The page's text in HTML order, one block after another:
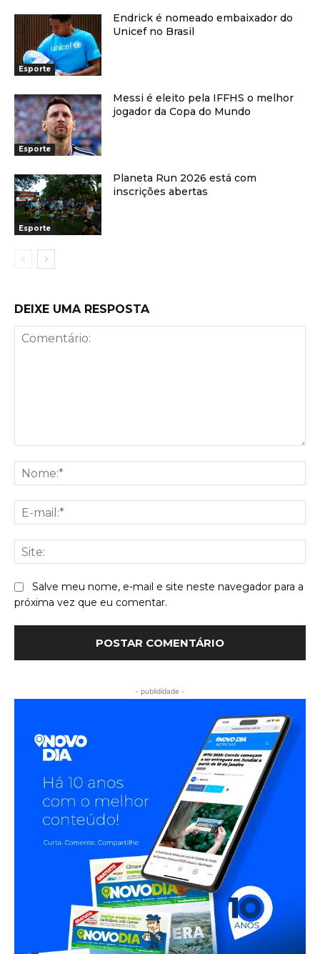
Esporte
Endrick é nomeado embaixador do
Unicef no Brasil
Esporte
Messi é eleito pela IFFHS o melhor
jogador da Copa do Mundo
Esporte
Planeta Run 2026 está com
inscrições abertas
DEIXE UMA RESPOSTA
Salve meu nome, e-mail e site neste navegador para a
próxima vez que eu comentar.
- publididade -